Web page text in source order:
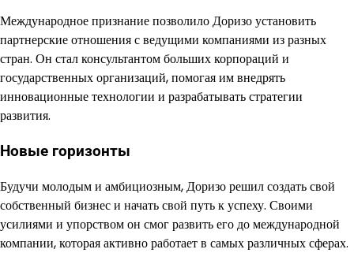
Международное признание позволило Доризо установить
партнерские отношения с ведущими компаниями из разных
стран. Он стал консультантом больших корпораций и
государственных организаций, помогая им внедрять
инновационные технологии и разрабатывать стратегии
развития.
Новые горизонты
Будучи молодым и амбициозным, Доризо решил создать свой
собственный бизнес и начать свой путь к успеху. Своими
усилиями и упорством он смог развить его до международной
компании, которая активно работает в самых различных сферах.